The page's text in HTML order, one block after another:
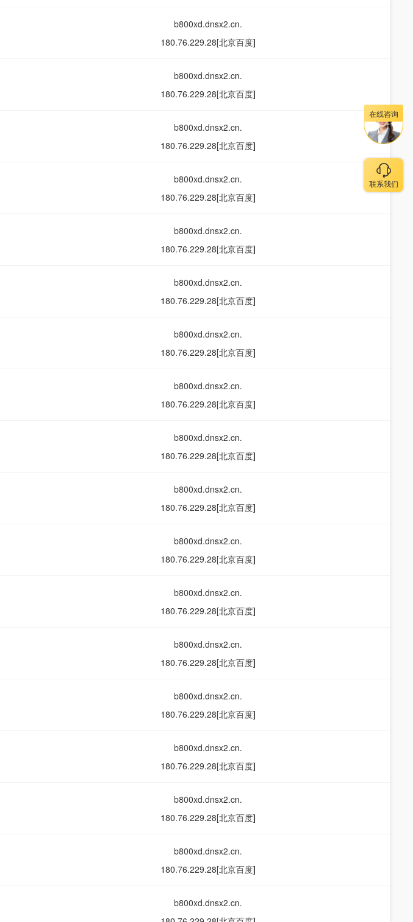
b800xd.dnsx2.cn.
180.76.229.28[北京百度]
b800xd.dnsx2.cn.
180.76.229.28[北京百度]
b800xd.dnsx2.cn.
180.76.229.28[北京百度]
b800xd.dnsx2.cn.
180.76.229.28[北京百度]
b800xd.dnsx2.cn.
180.76.229.28[北京百度]
b800xd.dnsx2.cn.
180.76.229.28[北京百度]
b800xd.dnsx2.cn.
180.76.229.28[北京百度]
b800xd.dnsx2.cn.
180.76.229.28[北京百度]
b800xd.dnsx2.cn.
180.76.229.28[北京百度]
b800xd.dnsx2.cn.
180.76.229.28[北京百度]
b800xd.dnsx2.cn.
180.76.229.28[北京百度]
b800xd.dnsx2.cn.
180.76.229.28[北京百度]
b800xd.dnsx2.cn.
180.76.229.28[北京百度]
b800xd.dnsx2.cn.
180.76.229.28[北京百度]
b800xd.dnsx2.cn.
180.76.229.28[北京百度]
b800xd.dnsx2.cn.
180.76.229.28[北京百度]
b800xd.dnsx2.cn.
180.76.229.28[北京百度]
b800xd.dnsx2.cn.
在线咨询
联系我们